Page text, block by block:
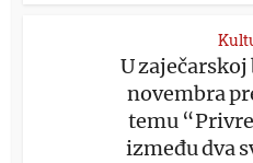
U
novembra
temu
između dva